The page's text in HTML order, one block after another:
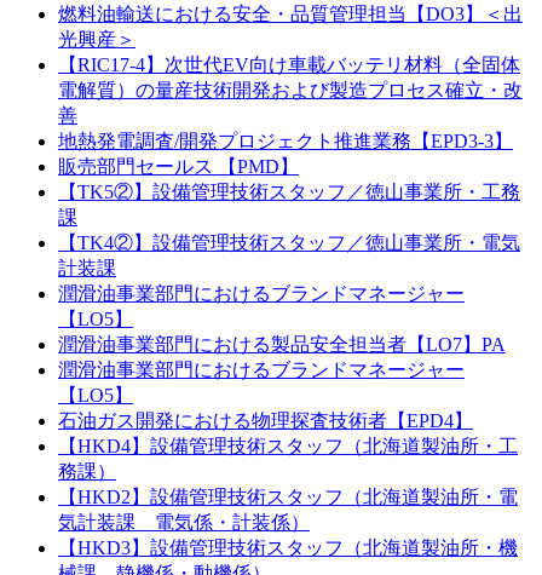
燃料油輸送における安全・品質管理担当【DO3】＜出
光興産＞
【RIC17-4】次世代EV向け車載バッテリ材料（全固体
電解質）の量産技術開発および製造プロセス確立・改
善
地熱発電調査/開発プロジェクト推進業務【EPD3-3】
販売部門セールス 【PMD】
【TK5②】設備管理技術スタッフ／徳山事業所・工務
課
【TK4②】設備管理技術スタッフ／徳山事業所・電気
計装課
潤滑油事業部門におけるブランドマネージャー
【LO5】
潤滑油事業部門における製品安全担当者【LO7】PA
潤滑油事業部門におけるブランドマネージャー
【LO5】
石油ガス開発における物理探査技術者【EPD4】
【HKD4】設備管理技術スタッフ（北海道製油所・工
務課）
【HKD2】設備管理技術スタッフ（北海道製油所・電
気計装課 電気係・計装係）
【HKD3】設備管理技術スタッフ（北海道製油所・機